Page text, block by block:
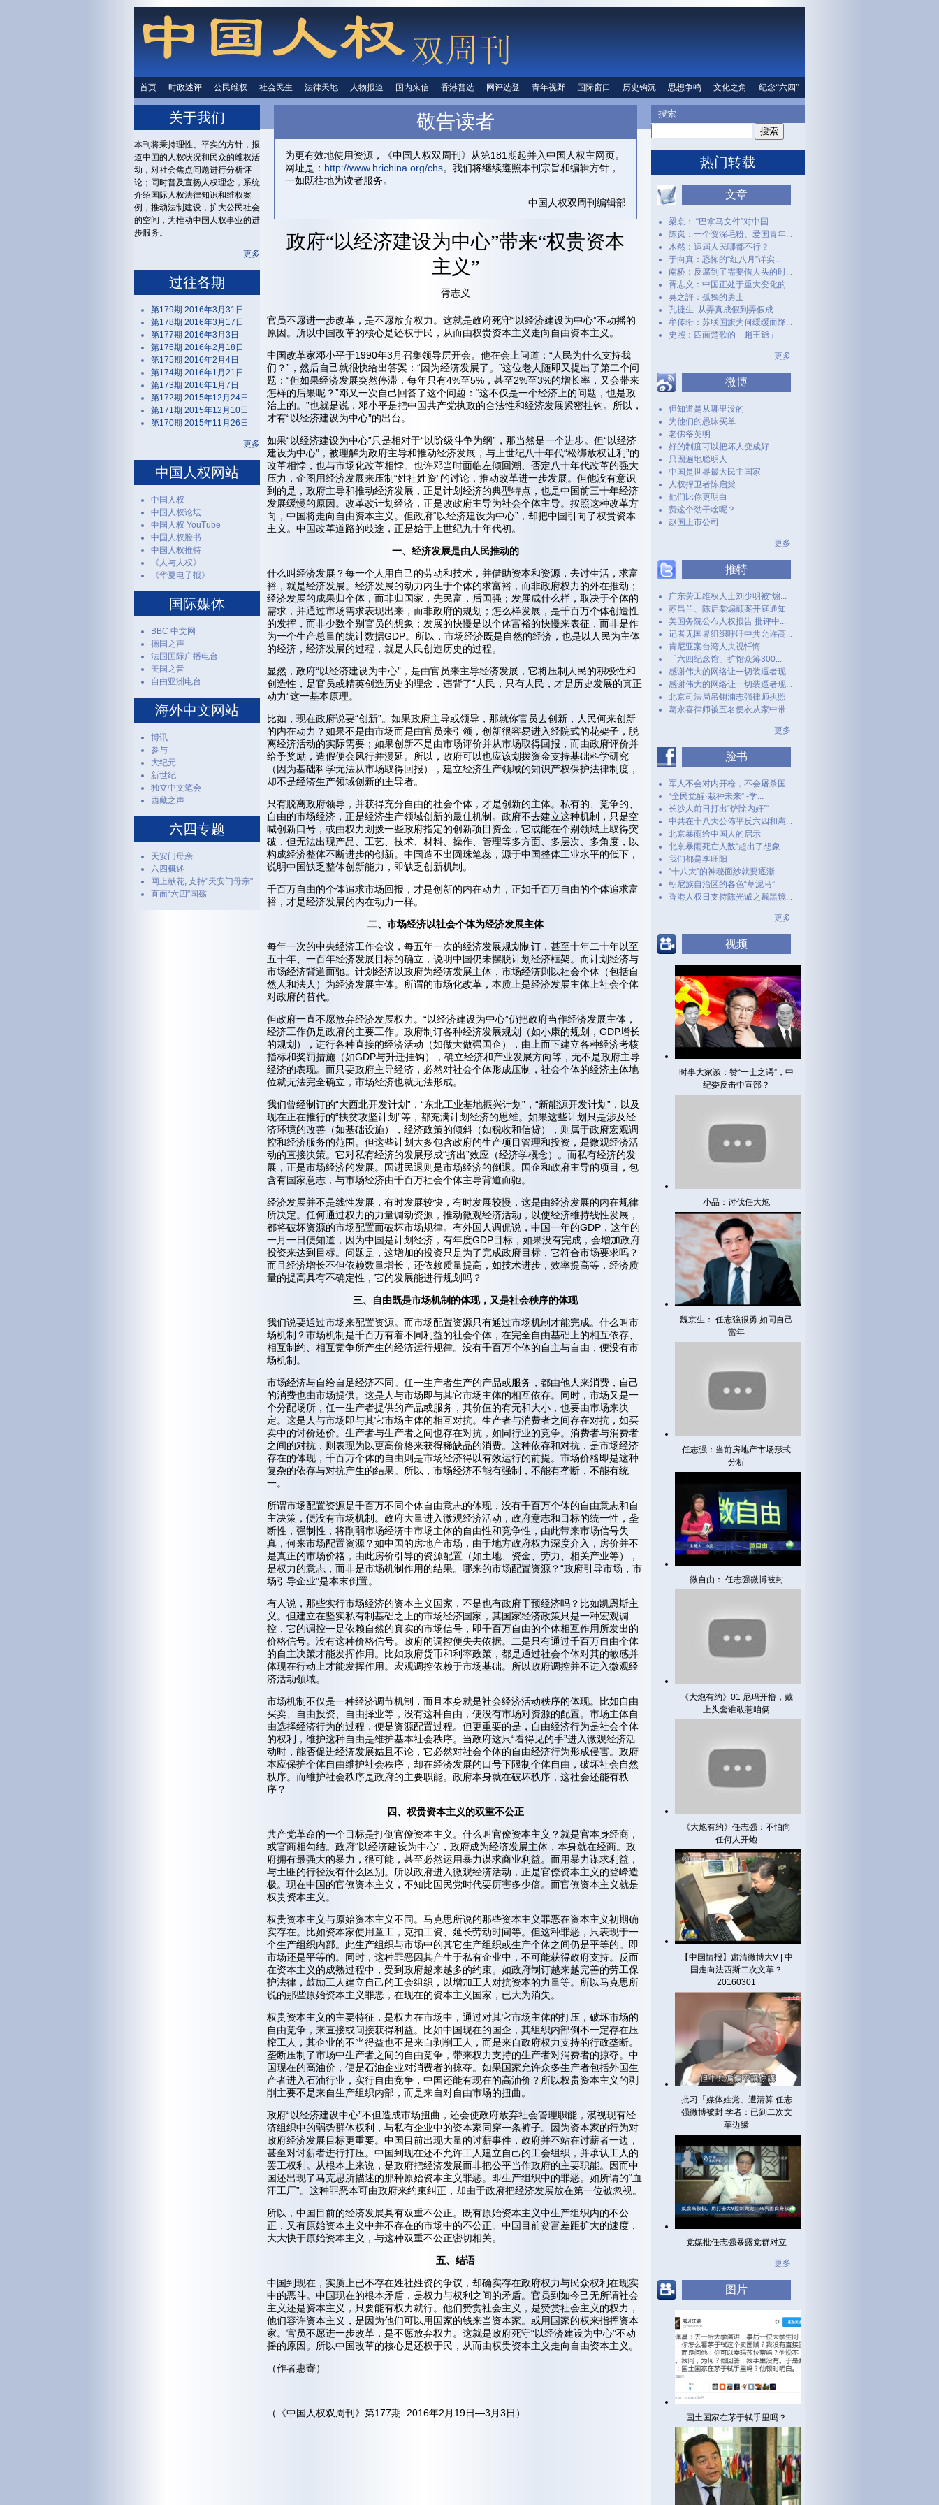
首页 时政述评 公民维权 社会民生 法律天地 人物报道 国内来信 香港普选 网评选登 青年视野 国际窗口 历史钩沉 思想争鸣 文化之角 纪念“六四”
敬告读者
为更有效地使用资源，《中国人权双周刊》从第181期起并入中国人权主网页。
网址是： http://www.hrichina.org/chs。我们将继续遵照本刊宗旨和编辑方针，
一如既往地为读者服务。
中国人权双周刊编辑部
政府“以经济建设为中心”带来“权贵资本
主义”
胥志义
官员不愿进一步改革，是不愿放弃权力。这就是政府死守“以经济建设为中心”不动摇的
原因。所以中国改革的核心是还权于民，从而由权贵资本主义走向自由资本主义。
中国改革家邓小平于1990年3月召集领导层开会。他在会上问道：“人民为什么支持我
们？”，然后自己就很快给出答案：“因为经济发展了。”这位老人随即又提出了第二个问
题：“但如果经济发展突然停滞，每年只有4%至5%，甚至2%至3%的增长率，又会带来
怎样的后果呢？”邓又一次自己回答了这个问题：“这不仅是一个经济上的问题，也是政
治上的。”也就是说，邓小平是把中国共产党执政的合法性和经济发展紧密挂钩。所以，
才有“以经济建设为中心”的出台。
如果“以经济建设为中心”只是相对于“以阶级斗争为纲”，那当然是一个进步。但“以经济
建设为中心”，被理解为政府主导和推动经济发展，与上世纪八十年代“松绑放权让利”的
改革相悖，也与市场化改革相悖。也许邓当时面临左倾回潮、否定八十年代改革的强大
压力，企图用经济发展来压制“姓社姓资”的讨论，推动改革进一步发展。但他没有意识
到的是，政府主导和推动经济发展，正是计划经济的典型特点，也是中国前三十年经济
发展缓慢的原因。改革改计划经济，正是改政府主导为社会个体主导。按照这种改革方
向，中国将走向自由资本主义。但政府“以经济建设为中心”，却把中国引向了权贵资本
主义。中国改革道路的歧途，正是始于上世纪九十年代初。
一、经济发展是由人民推动的
什么叫经济发展？每一个人用自己的劳动和技术，并借助资本和资源，去讨生活，求富
裕，就是经济发展。经济发展的动力内生于个体的求富裕，而非政府权力的外在推动；
经济发展的成果归个体，而非归国家，先民富，后国强；发展成什么样，取决于个体的
需求，并通过市场需求表现出来，而非政府的规划；怎么样发展，是千百万个体创造性
的发挥，而非少数个别官员的想象；发展的快慢是以个体富裕的快慢来表征，而非是作
为一个生产总量的统计数据GDP。所以，市场经济既是自然的经济，也是以人民为主体
的经济，经济发展的过程，就是人民创造历史的过程。
显然，政府“以经济建设为中心”，是由官员来主导经济发展，它将压制人民的积极性和
创造性，是官员或精英创造历史的理念，违背了“人民，只有人民，才是历史发展的真正
动力”这一基本原理。
比如，现在政府说要“创新”。如果政府主导或领导，那就你官员去创新，人民何来创新
的内在动力？如果不是由市场而是由官员来引领，创新很容易进入经院式的花架子，脱
离经济活动的实际需要；如果创新不是由市场评价并从市场取得回报，而由政府评价并
给予奖励，造假便会风行并漫延。所以，政府可以也应该划拨资金支持基础科学研究
（因为基础科学无法从市场取得回报），建立经济生产领域的知识产权保护法律制度，
却不是经济生产领域创新的主导者。
只有脱离政府领导，并获得充分自由的社会个体，才是创新的主体。私有的、竞争的、
自由的市场经济，正是经济生产领域创新的最佳机制。政府不去建立这种机制，只是空
喊创新口号，或由权力划拨一些政府指定的创新项目资金，它或能在个别领域上取得突
破，但无法出现产品、工艺、技术、材料、操作、管理等多方面、多层次、多角度，以
构成经济整体不断进步的创新。中国造不出圆珠笔蕊，源于中国整体工业水平的低下，
说明中国缺乏整体创新能力，即缺乏创新机制。
千百万自由的个体追求市场回报，才是创新的内在动力，正如千百万自由的个体追求富
裕，才是经济发展的内在动力一样。
二、市场经济以社会个体为经济发展主体
每年一次的中央经济工作会议，每五年一次的经济发展规划制订，甚至十年二十年以至
五十年、一百年经济发展目标的确立，说明中国仍未摆脱计划经济框架。而计划经济与
市场经济背道而驰。计划经济以政府为经济发展主体，市场经济则以社会个体（包括自
然人和法人）为经济发展主体。所谓的市场化改革，本质上是经济发展主体上社会个体
对政府的替代。
但政府一直不愿放弃经济发展权力。“以经济建设为中心”仍把政府当作经济发展主体，
经济工作仍是政府的主要工作。政府制订各种经济发展规划（如小康的规划，GDP增长
的规划），进行各种直接的经济活动（如做大做强国企），由上而下建立各种经济考核
指标和奖罚措施（如GDP与升迁挂钩），确立经济和产业发展方向等，无不是政府主导
经济的表现。而只要政府主导经济，必然对社会个体形成压制，社会个体的经济主体地
位就无法完全确立，市场经济也就无法形成。
我们曾经制订的“大西北开发计划”，“东北工业基地振兴计划”，“新能源开发计划”，以及
现在正在推行的“扶贫攻坚计划”等，都充满计划经济的思维。如果这些计划只是涉及经
济环境的改善（如基础设施），经济政策的倾斜（如税收和信贷），则属于政府宏观调
控和经济服务的范围。但这些计划大多包含政府的生产项目管理和投资，是微观经济活
动的直接决策。它对私有经济的发展形成“挤出”效应（经济学概念）。而私有经济的发
展，正是市场经济的发展。国进民退则是市场经济的倒退。国企和政府主导的项目，包
含有国家意志，与市场经济由千百万社会个体主导背道而驰。
经济发展并不是线性发展，有时发展较快，有时发展较慢，这是由经济发展的内在规律
所决定。任何通过权力的力量调动资源，推动微观经济活动，以使经济维持线性发展，
都将破坏资源的市场配置而破坏市场规律。有外国人调侃说，中国一年的GDP，这年的
一月一日便知道，因为中国是计划经济，有年度GDP目标，如果没有完成，会增加政府
投资来达到目标。问题是，这增加的投资只是为了完成政府目标，它符合市场要求吗？
而且经济增长不但依赖数量增长，还依赖质量提高，如技术进步，效率提高等，经济质
量的提高具有不确定性，它的发展能进行规划吗？
三、自由既是市场机制的体现，又是社会秩序的体现
我们说要通过市场来配置资源。而市场配置资源只有通过市场机制才能完成。什么叫市
场机制？市场机制是千百万有着不同利益的社会个体，在完全自由基础上的相互依存、
相互制约、相互竞争所产生的经济运行规律。没有千百万个体的自主与自由，便没有市
场机制。
市场经济与自给自足经济不同。任一生产者生产的产品或服务，都由他人来消费，自己
的消费也由市场提供。这是人与市场即与其它市场主体的相互依存。同时，市场又是一
个分配场所，任一生产者提供的产品或服务，其价值的有无和大小，也要由市场来决
定。这是人与市场即与其它市场主体的相互对抗。生产者与消费者之间存在对抗，如买
卖中的讨价还价。生产者与生产者之间也存在对抗，如同行业的竞争。消费者与消费者
之间的对抗，则表现为以更高价格来获得稀缺品的消费。这种依存和对抗，是市场经济
存在的体现，千百万个体的自由则是市场经济得以有效运行的前提。市场价格即是这种
复杂的依存与对抗产生的结果。所以，市场经济不能有强制，不能有垄断，不能有统
一。
所谓市场配置资源是千百万不同个体自由意志的体现，没有千百万个体的自由意志和自
主决策，便没有市场机制。政府大量进入微观经济活动，政府意志和目标的统一性，垄
断性，强制性，将削弱市场经济中市场主体的自由性和竞争性，由此带来市场信号失
真，何来市场配置资源？如中国的房地产市场，由于地方政府权力深度介入，房价并不
是真正的市场价格，由此房价引导的资源配置（如土地、资金、劳力、相关产业等），
是权力的意志，而非是市场机制作用的结果。哪来的市场配置资源？“政府引导市场，市
场引导企业”是本末倒置。
有人说，那些实行市场经济的资本主义国家，不是也有政府干预经济吗？比如凯恩斯主
义。但建立在坚实私有制基础之上的市场经济国家，其国家经济政策只是一种宏观调
控，它的调控一是依赖自然的真实的市场信号，即千百万自由的个体相互作用所发出的
价格信号。没有这种价格信号。政府的调控便失去依据。二是只有通过千百万自由个体
的自主决策才能发挥作用。比如政府货币和利率政策，都是通过社会个体对其的敏感并
体现在行动上才能发挥作用。宏观调控依赖于市场基础。所以政府调控并不进入微观经
济活动领域。
市场机制不仅是一种经济调节机制，而且本身就是社会经济活动秩序的体现。比如自由
买卖、自由投资、自由择业等，没有这种自由，便没有市场对资源的配置。市场主体自
由选择经济行为的过程，便是资源配置过程。但更重要的是，自由经济行为是社会个体
的权利，维护这种自由是维护基本社会秩序。当政府这只“看得见的手”进入微观经济活
动时，能否促进经济发展姑且不论，它必然对社会个体的自由经济行为形成侵害。政府
本应保护个体自由维护社会秩序，却在经济发展的口号下限制个体自由，破坏社会自然
秩序。而维护社会秩序是政府的主要职能。政府本身就在破坏秩序，这社会还能有秩
序？
四、权贵资本主义的双重不公正
共产党革命的一个目标是打倒官僚资本主义。什么叫官僚资本主义？就是官本身经商，
或官商相勾结。政府“以经济建设为中心”，政府成为经济发展主体，本身就在经商。政
府拥有最强大的暴力，很可能，甚至必然运用暴力谋求商业利益。而用暴力谋求利益，
与土匪的行径没有什么区别。所以政府进入微观经济活动，正是官僚资本主义的登峰造
极。现在中国的官僚资本主义，不知比国民党时代要厉害多少倍。而官僚资本主义就是
权贵资本主义。
权贵资本主义与原始资本主义不同。马克思所说的那些资本主义罪恶在资本主义初期确
实存在。比如资本家使用童工，克扣工资、延长劳动时间等。但这种罪恶，只表现于一
个生产组织内部。此生产组织与市场中的其它生产组织或生产个体之间仍是平等的。即
市场还是平等的。同时，这种罪恶因其产生于私有企业中，不可能获得政府支持。反而
在资本主义的成熟过程中，受到政府越来越多的约束。如政府制订越来越完善的劳工保
护法律，鼓励工人建立自己的工会组织，以增加工人对抗资本的力量等。所以马克思所
说的那些原始资本主义罪恶，在现在的资本主义国家，已大为消失。
权贵资本主义的主要特征，是权力在市场中，通过对其它市场主体的打压，破坏市场的
自由竞争，来直接或间接获得利益。比如中国现在的国企，其组织内部倒不一定存在压
榨工人，其企业的不当得益也不是来自剥削工人，而是来自政府权力支持的行政垄断。
垄断压制了市场中生产者之间的自由竞争，带来权力支持的生产者对消费者的掠夺。中
国现在的高油价，便是石油企业对消费者的掠夺。如果国家允许众多生产者包括外国生
产者进入石油行业，实行自由竞争，中国还能有现在的高油价？所以权贵资本主义的剥
削主要不是来自生产组织内部，而是来自对自由市场的扭曲。
政府“以经济建设中心”不但造成市场扭曲，还会使政府放弃社会管理职能，漠视现有经
济组织中的弱势群体权利，与私有企业中的资本家同穿一条裤子。因为资本家的行为对
政府经济发展目标更重要。中国目前出现大量的讨薪事件，政府并不站在讨薪者一边，
甚至对讨薪者进行打压。中国到现在还不允许工人建立自己的工会组织，并承认工人的
罢工权利。从根本上来说，是政府把经济发展而非把公平当作政府的主要职能。因而中
国还出现了马克思所描述的那种原始资本主义罪恶。即生产组织中的罪恶。如所谓的“血
汗工厂”。这种罪恶本可由政府来约束纠正，却由于政府把经济发展放在第一位被忽视。
所以，中国目前的经济发展具有双重不公正。既有原始资本主义中生产组织内的不公
正，又有原始资本主义中并不存在的市场中的不公正。中国目前贫富差距扩大的速度，
大大快于原始资本主义，与这种双重不公正密切相关。
五、结语
中国到现在，实质上已不存在姓社姓资的争议，却确实存在政府权力与民众权利在现实
中的恶斗。中国现在的根本矛盾，是权力与权利之间的矛盾。官员到如今己无所谓社会
主义还是资本主义，只要能有权力就行。他们赞赏社会主义，是赞赏社会主义的权力，
他们容许资本主义，是因为他们可以用国家的钱来当资本家。或用国家的权来指挥资本
家。官员不愿进一步改革，是不愿放弃权力。这就是政府死守“以经济建设为中心”不动
摇的原因。所以中国改革的核心是还权于民，从而由权贵资本主义走向自由资本主义。
（作者惠寄）
（《中国人权双周刊》第177期 2016年2月19日—3月3日）
关于我们
本刊将秉持理性、平实的方针，报
道中国的人权状况和民众的维权活
动，对社会焦点问题进行分析评
论；同时普及宣扬人权理念，系统
介绍国际人权法律知识和维权案
例，推动法制建设，扩大公民社会
的空间，为推动中国人权事业的进
步服务。
更多
过往各期
第179期 2016年3月31日
第178期 2016年3月17日
第177期 2016年3月3日
第176期 2016年2月18日
第175期 2016年2月4日
第174期 2016年1月21日
第173期 2016年1月7日
第172期 2015年12月24日
第171期 2015年12月10日
第170期 2015年11月26日
更多
中国人权网站
中国人权
中国人权论坛
中国人权 YouTube
中国人权脸书
中国人权推特
《人与人权》
《华夏电子报》
国际媒体
BBC 中文网
德国之声
法国国际广播电台
美国之音
自由亚洲电台
海外中文网站
博讯
参与
大纪元
新世纪
独立中文笔会
西藏之声
六四专题
天安门母亲
六四概述
网上献花, 支持"天安门母亲"
直面“六四”国殇
搜索
热门转载
文章
梁京： “巴拿马文件”对中国...
陈岚：一个资深毛粉、爱国青年...
木然：這屆人民哪都不行？
于向真：恐怖的“红八月”详实...
南桥：反腐到了需要借人头的时...
胥志义：中国正处于重大变化的...
莫之許：孤獨的勇士
孔捷生: 从弄真成假到弄假成...
牟传珩：苏联国旗为何缓缓而降...
史照：四面楚歌的「趙王爺」
更多
微博
但知道是从哪里没的
为他们的愚昧买单
老佛爷英明
好的制度可以把坏人变成好
只因遍地聪明人
中国是世界最大民主国家
人权捍卫者陈启棠
他们比你更明白
费这个劲干啥呢？
赵国上市公司
更多
推特
广东劳工维权人士刘少明被“煽...
苏昌兰、陈启棠煽颠案开庭通知
美国务院公布人权报告 批评中...
记者无国界组织呼吁中共允许高...
肯尼亚案台湾人央视忏悔
「六四纪念馆」扩馆众筹300...
感谢伟大的网络让一切装逼者现...
感谢伟大的网络让一切装逼者现...
北京司法局吊销浦志强律师执照
葛永喜律师被五名便衣从家中带...
更多
脸书
军人不会对内开枪，不会屠杀国...
“全民觉醒·栽种未来” -学...
长沙人前日打出“铲除内奸”“...
中共在十八大公佈平反六四和憲...
北京暴雨给中国人的启示
北京暴雨死亡人数“超出了想象...
我们都是李旺阳
“十八大”的神秘面紗就要逐漸...
朝尼族自治区的各色“草泥马”
香港人权日支持陈光诚之戴黑镜...
更多
视频
时事大家谈：赞“一士之谔”，中
纪委反击中宣部？
小品：讨伐任大炮
魏京生： 任志強很勇 如同自己
當年
任志强：当前房地产市场形式
分析
微自由： 任志强微博被封
《大炮有约》01 尼玛开撸，戴
上头套谁敢惹咱俩
《大炮有约》任志强：不怕向
任何人开炮
【中国情报】肃清微博大V | 中
国走向法西斯二次文革？
20160301
批习「媒体姓党」遭清算 任志
强微博被封 学者：已到二次文
革边缘
党媒批任志强暴露党群对立
更多
图片
国土国家在茅于轼手里吗？
时政述评 公民维权 社会民生 法律天地 人物报道 国内来信 香港普选 网评选登 青年视野 国际窗口 文化之角 纪念“六四” 人权信息
首页 关于我们 投稿信箱